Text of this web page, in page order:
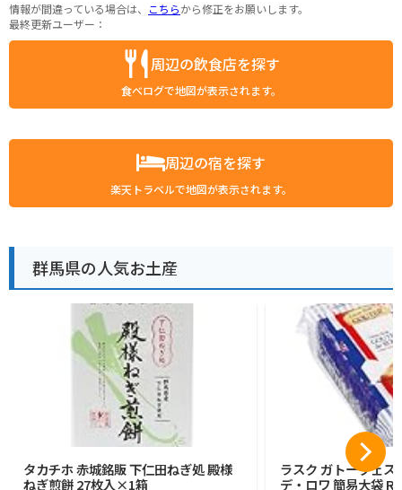
情報が間違っている場合は、 こちらから修正をお願いします。
最終更新ユーザー：
周辺の飲食店を探す
食べログで地図が表示されます。
周辺の宿を探す
楽天トラベルで地図が表示されます。
群馬県の人気お土産
タカチホ 赤城銘販 下仁田ねぎ処 殿様
ねぎ煎餅 27枚入×1箱
ラスク ガトーフェス
デ・ロワ 簡易大袋